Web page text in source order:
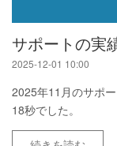
サポートの実
2025-12-01 10:00
2025年11月のサポ
18秒でした。